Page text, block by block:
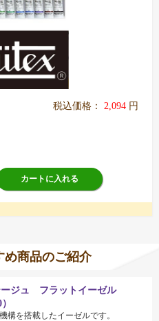
税込価格： 2,094 円
カートに入れる
め商品のご紹介
ジュ フラットイーゼル
構を搭載したイーゼルです。